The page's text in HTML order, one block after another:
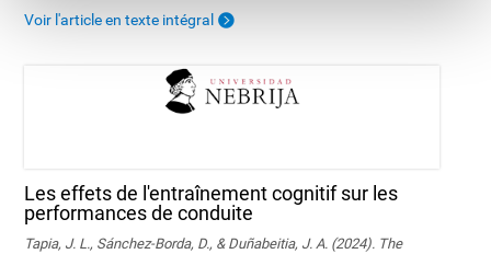
Voir l'article en texte intégral
Les effets de l'entraînement cognitif sur les
performances de conduite
Tapia, J. L., Sánchez-Borda, D., & Duñabeitia, J. A. (2024). The